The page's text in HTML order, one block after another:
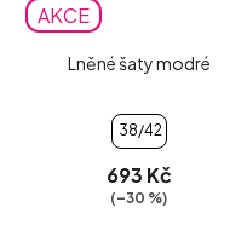
AKCE
Lněné šaty modré
38/42
693 Kč
(–30 %)